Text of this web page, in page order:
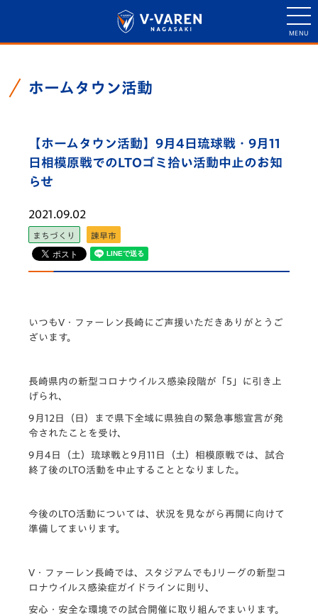
ホームタウン活動
【ホームタウン活動】9月4日琉球戦・9月11
日相模原戦でのLTOゴミ拾い活動中止のお知
らせ
2021.09.02
まちづくり 諫早市
いつもV・ファーレン長崎にご声援いただきありがとうご
ざいます。
長崎県内の新型コロナウイルス感染段階が「5」に引き上
げられ、
9月12日（日）まで県下全域に県独自の緊急事態宣言が発
令されたことを受け、
9月4日（土）琉球戦と9月11日（土）相模原戦では、試合
終了後のLTO活動を中止することとなりました。
今後のLTO活動については、状況を見ながら再開に向けて
準備してまいります。
V・ファーレン長崎では、
スタジアムでもJリーグの新型コ
ロナウイルス感染症ガイドライン に則り、
安心・ 安全な環境での試合開催に取り組んでまいります。